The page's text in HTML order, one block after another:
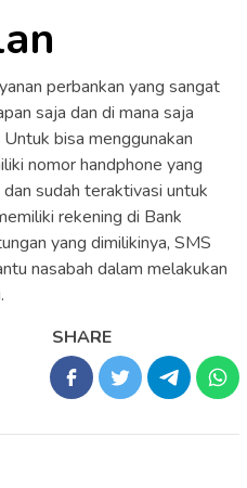
perbankan yang sangat
saja dan di mana saja
bisa menggunakan
nomor handphone yang
sudah teraktivasi untuk
rekening di Bank
yang dimilikinya, SMS
nasabah dalam melakukan
SHARE